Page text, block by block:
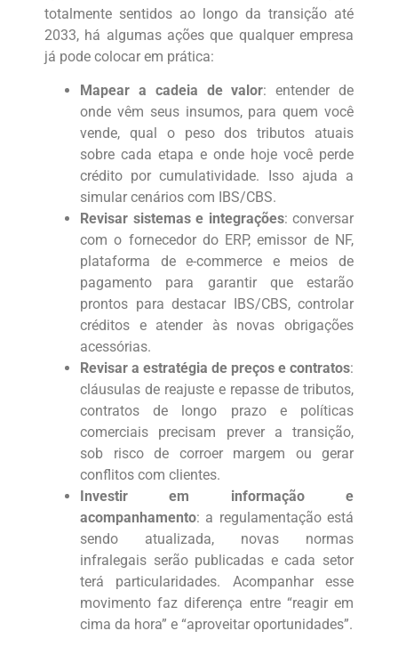
totalmente sentidos ao longo da transição até
2033, há algumas ações que qualquer empresa
já pode colocar em prática:
Mapear a cadeia de valor: entender de
onde vêm seus insumos, para quem você
vende, qual o peso dos tributos atuais
sobre cada etapa e onde hoje você perde
crédito por cumulatividade. Isso ajuda a
simular cenários com IBS/CBS.
Revisar sistemas e integrações: conversar
com o fornecedor do ERP, emissor de NF,
plataforma de e-commerce e meios de
pagamento para garantir que estarão
prontos para destacar IBS/CBS, controlar
créditos e atender às novas obrigações
acessórias.
Revisar a estratégia de preços e contratos:
cláusulas de reajuste e repasse de tributos,
contratos de longo prazo e políticas
comerciais precisam prever a transição,
sob risco de corroer margem ou gerar
conflitos com clientes.
Investir em informação e
acompanhamento: a regulamentação está
sendo atualizada, novas normas
infralegais serão publicadas e cada setor
terá particularidades. Acompanhar esse
movimento faz diferença entre “reagir em
cima da hora” e “aproveitar oportunidades”.